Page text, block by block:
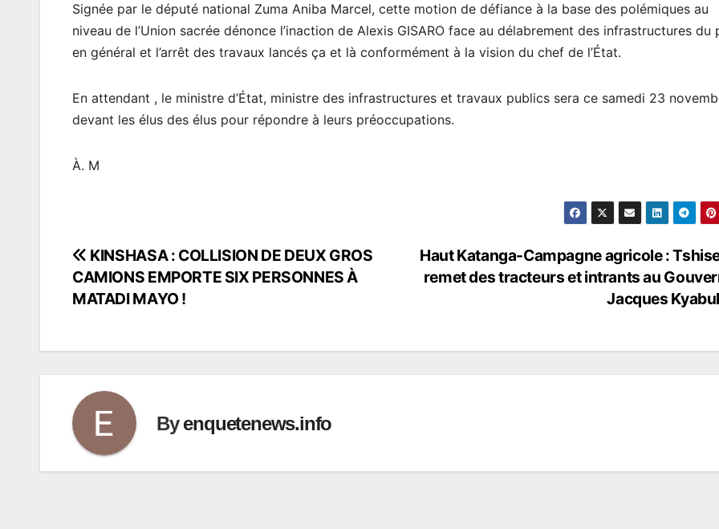
Signée par le député national Zuma Aniba Marcel, cette motion de défiance à la base des polémiques au
niveau de l’Union sacrée dénonce l’inaction de Alexis GISARO face au délabrement des infrastructures du
en général et l’arrêt des travaux lancés ça et là conformément à la vision du chef de l’État.
En attendant , le ministre d’État, ministre des infrastructures et travaux publics sera ce samedi 23
devant les élus des élus pour répondre à leurs préoccupations.
À. M
Navigation
de
Haut Katanga-Campagne agricole :
remet des tracteurs et intrants au
Jacques
KINSHASA : COLLISION DE DEUX GROS
CAMIONS EMPORTE SIX PERSONNES À
MATADI MAYO !
Byenquetenews.info